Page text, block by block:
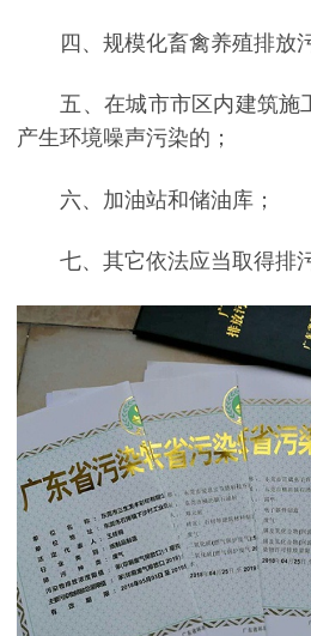
四、规模化畜禽养殖排放
五、在城市市区内建筑施
产生环境噪声污染的；
六、加油站和储油库；
七、其它依法应当取得排